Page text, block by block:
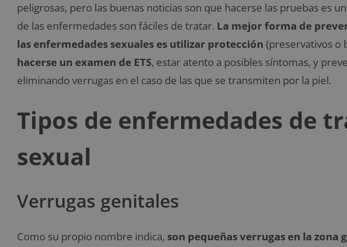
peligrosas, pero las buenas noticias son que hacerse las pruebas es
de las enfermedades son fáciles de tratar. La mejor forma de
las enfermedades sexuales es utilizar protección (preservativos o
hacerse un examen de ETS, estar atento a posibles síntomas, y
eliminando verrugas en el caso de las que se transmiten por la piel.
Tipos de enfermedades de
sexual
Verrugas genitales
Como su propio nombre indica, son pequeñas verrugas en la zona